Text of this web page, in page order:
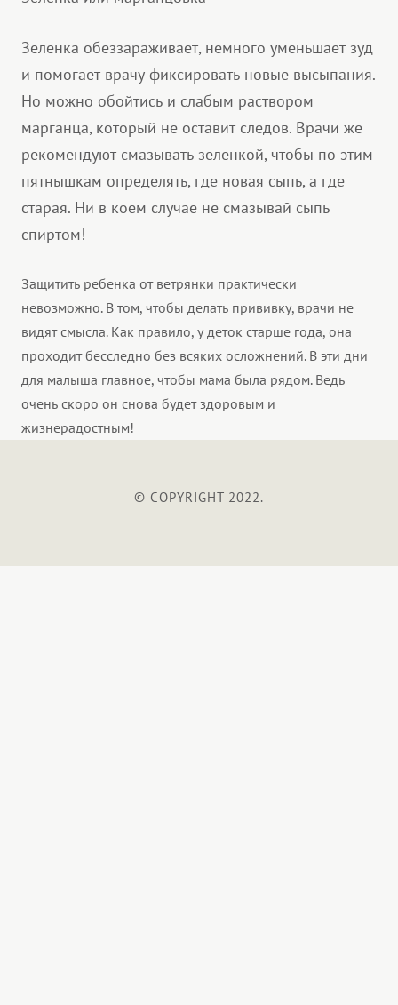
Зеленка обеззараживает, немного уменьшает зуд
и помогает врачу фиксировать новые высыпания.
Но можно обойтись и слабым раствором
марганца, который не оставит следов. Врачи же
рекомендуют смазывать зеленкой, чтобы по этим
пятнышкам определять, где новая сыпь, а где
старая. Ни в коем случае не смазывай сыпь
спиртом!
Защитить ребенка от ветрянки практически
невозможно. В том, чтобы делать прививку, врачи не
видят смысла. Как правило, у деток старше года, она
проходит бесследно без всяких осложнений. В эти дни
для малыша главное, чтобы мама была рядом. Ведь
очень скоро он снова будет здоровым и
жизнерадостным!
© COPYRIGHT 2022.